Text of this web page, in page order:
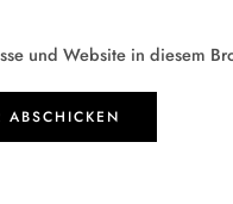
und Website in diesem